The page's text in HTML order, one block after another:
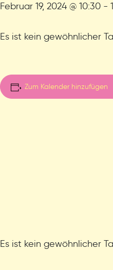
Februar 19, 2024 @ 10:30 -
Es ist kein gewöhnlicher
Zum Kalender hinzufügen
Es ist kein gewöhnlicher